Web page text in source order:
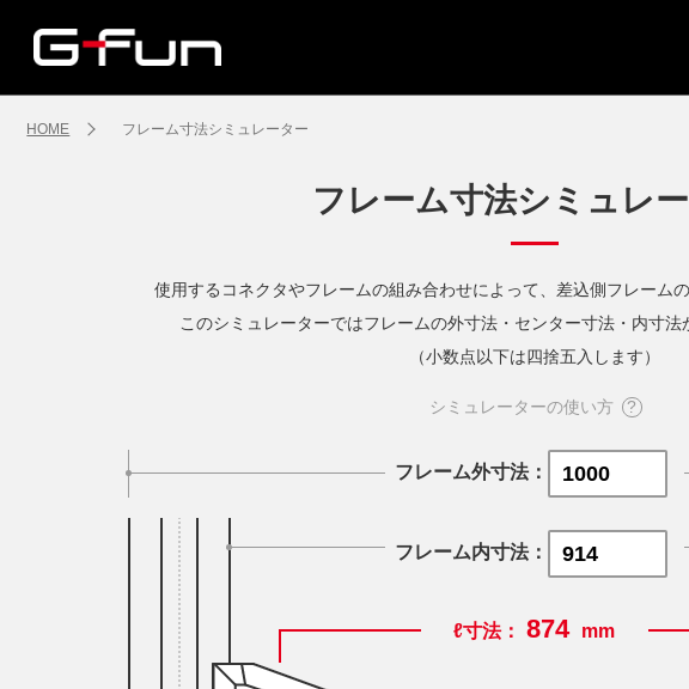
HOME フレーム寸法シミュレーター
フレーム寸法シミュレ
使用するコネクタやフレームの組み合わせによって、差込側フレーム
このシミュレーターではフレームの外寸法・センター寸法・内寸法
（小数点以下は四捨五入します）
シミュレーターの使い方
フレーム外寸法：
フレーム内寸法：
ℓ寸法： 874 mm